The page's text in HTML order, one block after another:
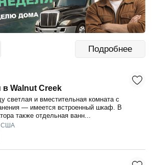
Подробнее
Walnut Creek
светлая и вместительная комната с
— имеется встроенный шкаф. В
также отдельная ванн...
США